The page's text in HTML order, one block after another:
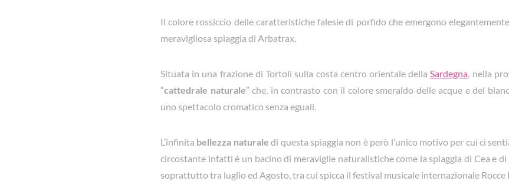
Il colore rossiccio delle caratteristiche falesie di porfido che emergono
meravigliosa spiaggia di Arbatrax.
Situata in una frazione di Tortolì sulla costa centro orientale dellaSardegna, nella
“cattedrale naturale” che, in contrasto con il colore smeraldo delle acque e del
uno spettacolo cromatico senza eguali.
L’infinita bellezza naturale di questa spiaggia non è però l’unico motivo per cui ci
circostante infatti è un bacino di meraviglie naturalistiche come la spiaggia di Cea e
soprattutto tra luglio ed Agosto, tra cui spicca il festival musicale internazionale Rocce